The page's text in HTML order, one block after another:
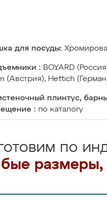
для посуды:
: BOYARD
(Австрия), Hettich
плинтус,
: по каталогу
по
размеры,